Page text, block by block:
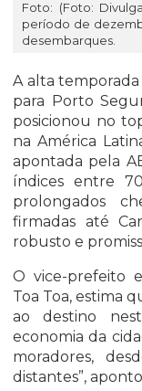
Foto: (Foto:
período de
desembarques.
A alta
para Porto
posicionou no
na América
apontada pela
índices entre
prolongados
firmadas até
robusto e
O vice-prefeito
Toa Toa, estima
ao destino
economia da
moradores,
distantes”,